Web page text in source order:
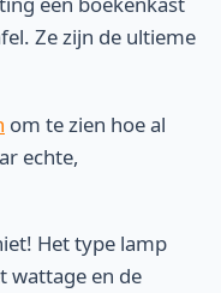
Ze zijn de ultieme
om te zien hoe al
echte,
Het type lamp
wattage en de